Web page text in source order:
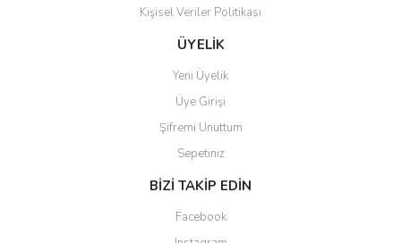
Kişisel Veriler Politikası
ÜYELİK
Yeni Üyelik
Üye Girişi
Şifremi Unuttum
Sepetiniz
BİZİ TAKİP EDİN
Facebook